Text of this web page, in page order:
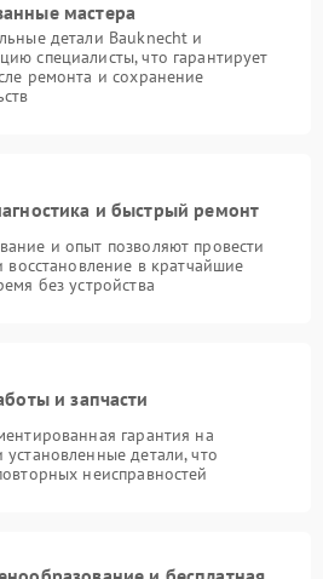
мастера
детали Bauknecht и
специалисты, что гарантирует
ремонта и сохранение
и быстрый ремонт
и опыт позволяют провести
восстановление в кратчайшие
без устройства
и запчасти
гарантия на
детали, что
неисправностей